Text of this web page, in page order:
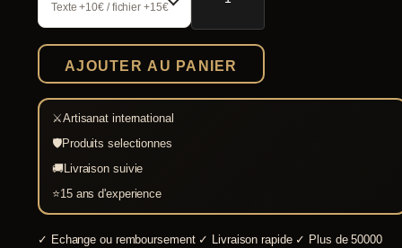
Texte +10€ / fichier +15€
épée
Armoury
AJOUTER AU PANIER
⚔Artisanat international
🛡Produits selectionnes
🚚Livraison suivie
⭐15 ans d'experience
✓ Echange ou remboursement ✓ Livraison rapide ✓ Plus de 50000